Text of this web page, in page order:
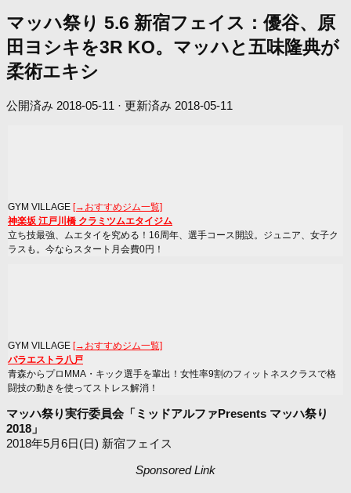
マッハ祭り 5.6 新宿フェイス：優谷、原
田ヨシキを3R KO。マッハと五味隆典が
柔術エキシ
公開済み 2018-05-11 · 更新済み 2018-05-11
GYM VILLAGE [→おすすめジム一覧]
神楽坂 江戸川橋 クラミツムエタイジム
立ち技最強、ムエタイを究める！16周年、選手コース開設。ジュニア、女子ク
ラスも。今ならスタート月会費0円！
GYM VILLAGE [→おすすめジム一覧]
パラエストラ八戸
青森からプロMMA・キック選手を輩出！女性率9割のフィットネスクラスで格
闘技の動きを使ってストレス解消！
マッハ祭り実行委員会「ミッドアルファPresents マッハ祭り
2018」
2018年5月6日(日) 新宿フェイス
Sponsored Link